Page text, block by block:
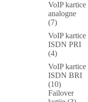
VoIP kartice
analogne
(7)
VoIP kartice
ISDN PRI
(4)
VoIP kartice
ISDN BRI
(10)
Failover